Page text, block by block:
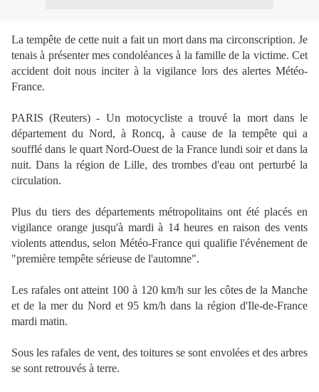
La tempête de cette nuit a fait un mort dans ma circonscription. Je
tenais à présenter mes condoléances à la famille de la victime. Cet
accident doit nous inciter à la vigilance lors des alertes Météo-
France.
PARIS (Reuters) - Un motocycliste a trouvé la mort dans le
département du Nord, à Roncq, à cause de la tempête qui a
soufflé dans le quart Nord-Ouest de la France lundi soir et dans la
nuit. Dans la région de Lille, des trombes d'eau ont perturbé la
circulation.
Plus du tiers des départements métropolitains ont été placés en
vigilance orange jusqu'à mardi à 14 heures en raison des vents
violents attendus, selon Météo-France qui qualifie l'événement de
"première tempête sérieuse de l'automne".
Les rafales ont atteint 100 à 120 km/h sur les côtes de la Manche
et de la mer du Nord et 95 km/h dans la région d'Ile-de-France
mardi matin.
Sous les rafales de vent, des toitures se sont envolées et des arbres
se sont retrouvés à terre.